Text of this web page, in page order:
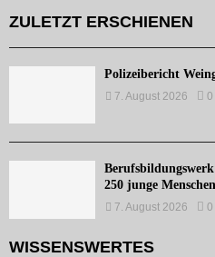
ZULETZT ERSCHIENEN
Polizeibericht
7. August 2026 0
250 junge Menschen
7. August 2026 0
WISSENSWERTES